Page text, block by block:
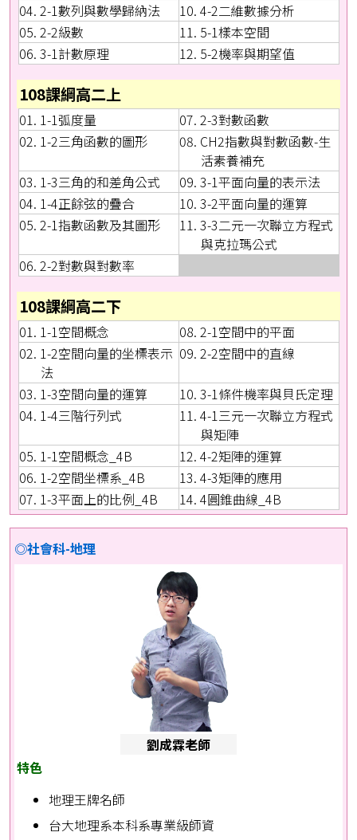
04. 2-1數列與數學歸納法
10. 4-2二維數據分析
05. 2-2級數
11. 5-1樣本空間
06. 3-1計數原理
12. 5-2機率與期望值
108課綱高二上
01. 1-1弧度量
07. 2-3對數函數
02. 1-2三角函數的圖形
08. CH2指數與對數函數-生
活素養補充
03. 1-3三角的和差角公式
09. 3-1平面向量的表示法
04. 1-4正餘弦的疊合
10. 3-2平面向量的運算
05. 2-1指數函數及其圖形
11. 3-3二元一次聯立方程式
與克拉瑪公式
06. 2-2對數與對數率
108課綱高二下
01. 1-1空間概念
08. 2-1空間中的平面
02. 1-2空間向量的坐標表示
法
09. 2-2空間中的直線
03. 1-3空間向量的運算
10. 3-1條件機率與貝氏定理
04. 1-4三階行列式
11. 4-1三元一次聯立方程式
與矩陣
05. 1-1空間概念_4B
12. 4-2矩陣的運算
06. 1-2空間坐標系_4B
13. 4-3矩陣的應用
07. 1-3平面上的比例_4B
14. 4圓錐曲線_4B
◎社會科-地理
劉成霖老師
特色
地理王牌名師
台大地理系本科系專業級師資